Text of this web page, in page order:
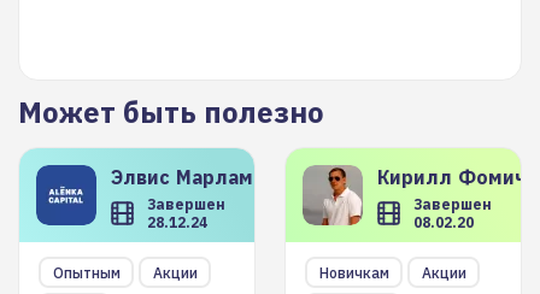
Может быть полезно
Элвис Марламов
Завершен
28.12.24
Опытным
Акции
Кирилл
Завершен
08.02.20
Новичкам
Акции